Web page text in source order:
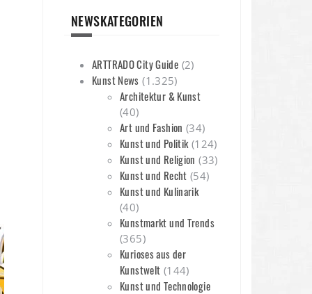
NEWSKATEGORIEN
ARTTRADO City Guide (2)
Kunst News (1.325)
Architektur & Kunst
(40)
Art und Fashion (34)
Kunst und Politik(124)
Kunst und Religion (33)
Kunst und Recht (54)
Kunst und Kulinarik
(40)
Kunstmarkt und Trends
(365)
Kurioses aus der
Kunstwelt (144)
Kunst und Technologie